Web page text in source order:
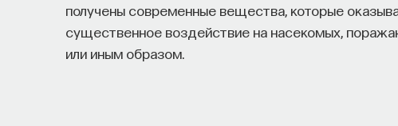
получены современные вещества, которые
существенное воздействие на насекомых,
или иным образом.